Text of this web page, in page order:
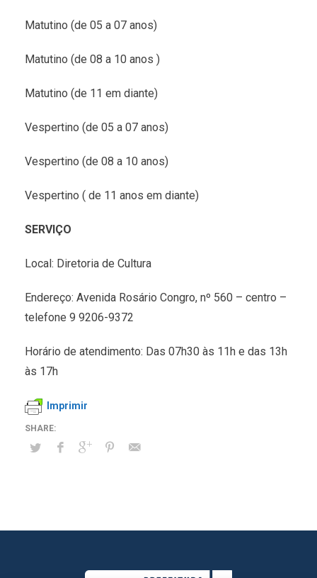
Matutino (de 05 a 07 anos)
Matutino (de 08 a 10 anos )
Matutino (de 11 em diante)
Vespertino (de 05 a 07 anos)
Vespertino (de 08 a 10 anos)
Vespertino ( de 11 anos em diante)
SERVIÇO
Local: Diretoria de Cultura
Endereço: Avenida Rosário Congro, nº 560 – centro –
telefone 9 9206-9372
Horário de atendimento: Das 07h30 às 11h e das 13h
às 17h
Imprimir